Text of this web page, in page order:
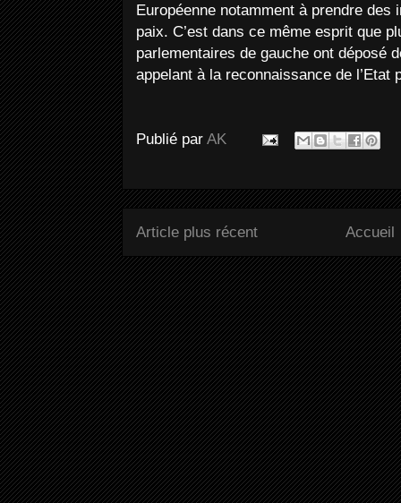
Européenne notamment à prendre
paix. C’est dans ce même esprit que
parlementaires de gauche ont déposé
appelant à la reconnaissance de l’Etat
Publié par AK
Article plus récent Accueil